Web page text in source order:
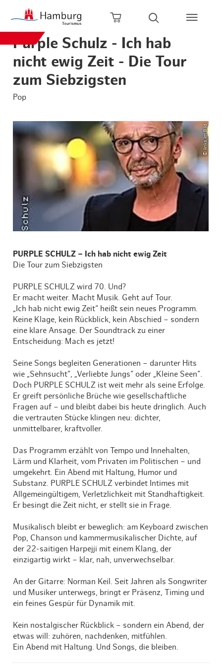
Zum Hauptinhalt springen
Zur Hauptnavigation springen
Zur Volltextsuche springen
Zum Footer springen
Warenkorb öffnen
Suche öffnen
Purple Schulz - Ich hab
nicht ewig Zeit - Die Tour
zum Siebzigsten
Pop
© links im Bild
PURPLE SCHULZ – Ich hab nicht ewig Zeit
Die Tour zum Siebzigsten
PURPLE SCHULZ wird 70. Und?
Er macht weiter. Macht Musik. Geht auf Tour.
„Ich hab nicht ewig Zeit“ heißt sein neues Programm.
Keine Klage, kein Rückblick, kein Abschied – sondern
eine klare Ansage. Der Soundtrack zu einer
Entscheidung: Mach es jetzt!
Seine Songs begleiten Generationen – darunter Hits
wie „Sehnsucht“, „Verliebte Jungs“ oder „Kleine Seen“.
Doch PURPLE SCHULZ ist weit mehr als seine Erfolge.
Er greift persönliche Brüche wie gesellschaftliche
Fragen auf – und bleibt dabei bis heute dringlich. Auch
die vertrauten Stücke klingen neu: dichter,
unmittelbarer, kraftvoller.
Das Programm erzählt von Tempo und Innehalten,
Lärm und Klarheit, vom Privaten im Politischen – und
umgekehrt. Ein Abend mit Haltung, Humor und
Substanz. PURPLE SCHULZ verbindet Intimes mit
Allgemeingültigem, Verletzlichkeit mit Standhaftigkeit.
Er besingt die Zeit nicht, er stellt sie in Frage.
Musikalisch bleibt er beweglich: am Keyboard zwischen
Pop, Chanson und kammermusikalischer Dichte, auf
der 22-saitigen Harpejji mit einem Klang, der
einzigartig wirkt – klar, nah, unverwechselbar.
An der Gitarre: Norman Keil. Seit Jahren als Songwriter
und Musiker unterwegs, bringt er Präsenz, Timing und
ein feines Gespür für Dynamik mit.
Kein nostalgischer Rückblick – sondern ein Abend, der
etwas will: zuhören, nachdenken, mitfühlen.
Ein Abend mit Haltung. Und Songs, die bleiben.